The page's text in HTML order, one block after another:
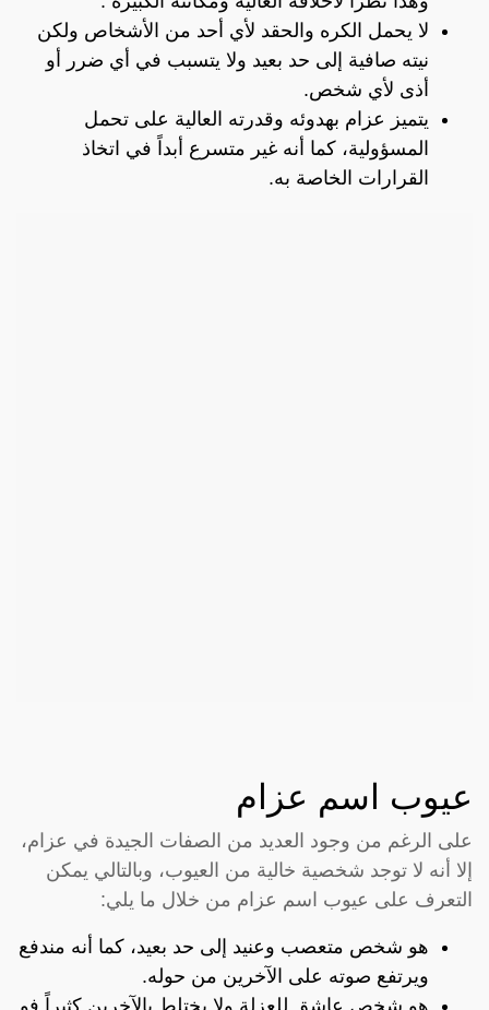
لا يحمل الكره والحقد لأي أحد من الأشخاص ولكن
نيته صافية إلى حد بعيد ولا يتسبب في أي ضرر أو
أذى لأي شخص.
يتميز عزام بهدوئه وقدرته العالية على تحمل
المسؤولية، كما أنه غير متسرع أبداً في اتخاذ
القرارات الخاصة به.
عيوب اسم عزام
على الرغم من وجود العديد من الصفات الجيدة في عزام،
إلا أنه لا توجد شخصية خالية من العيوب، وبالتالي يمكن
التعرف على عيوب اسم عزام من خلال ما يلي:
هو شخص متعصب وعنيد إلى حد بعيد، كما أنه مندفع
ويرتفع صوته على الآخرين من حوله.
هو شخص عاشق للعزلة ولا يختلط بالآخرين كثيراً فو